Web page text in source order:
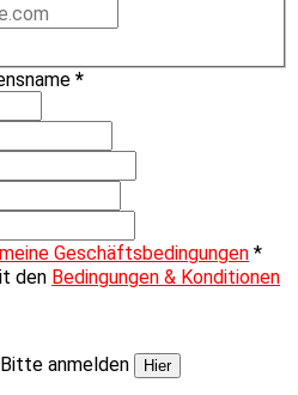
*
Geschäftsbedingungen *
den Bedingungen & Konditionen
anmelden
Hier